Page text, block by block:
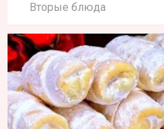
Вторые блюда